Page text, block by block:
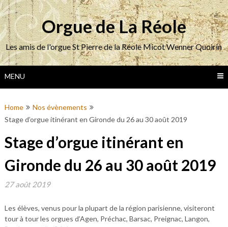
Skip
to
content
Orgue de La Réole
Les amis de l'orgue St Pierre de la Réole Micot Wenner Quoirin
MENU
Home
Nos évènements
Stage d’orgue itinérant en Gironde du 26 au 30 août 2019
Stage d’orgue itinérant en
Gironde du 26 au 30 août 2019
27 août 2019
Les élèves, venus pour la plupart de la région parisienne, visiteront
tour à tour les orgues d’Agen, Préchac, Barsac, Preignac, Langon,